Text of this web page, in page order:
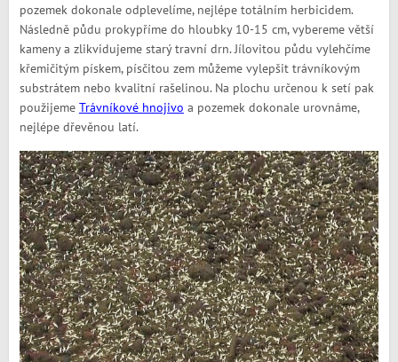
pozemek dokonale odplevelíme, nejlépe totálním herbicidem.
Následně půdu prokypříme do hloubky 10-15 cm, vybereme větší
kameny a zlikvidujeme starý travní drn. Jílovitou půdu vylehčíme
křemičitým pískem, písčitou zem můžeme vylepšit trávníkovým
substrátem nebo kvalitní rašelinou. Na plochu určenou k setí pak
použijeme Trávníkové hnojivo a pozemek dokonale urovnáme,
nejlépe dřevěnou latí.